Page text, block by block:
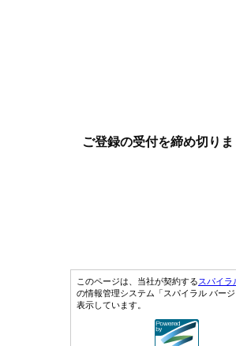
ご登録の受付を締め切りま
このページは、当社が契約するスパイラ
の情報管理システム「スパイラル バー
表示しています。